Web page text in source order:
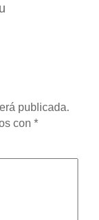
publicada.
con *